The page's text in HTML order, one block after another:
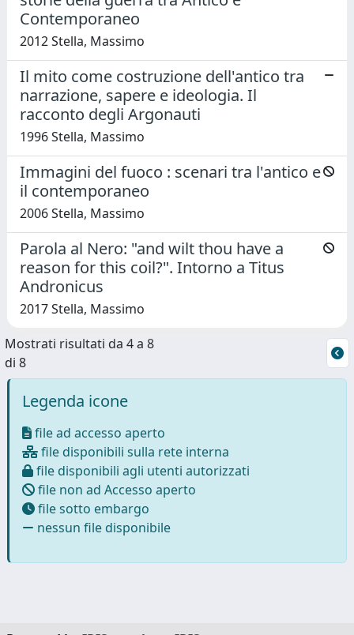
Contemporaneo
2012 Stella, Massimo
Il mito come costruzione dell'antico tra
narrazione, sapere e ideologia. Il
racconto degli Argonauti
1996 Stella, Massimo
Immagini del fuoco : scenari tra l'antico e
il contemporaneo
2006 Stella, Massimo
Parola al Nero: "and wilt thou have a
reason for this coil?". Intorno a Titus
Andronicus
2017 Stella, Massimo
Mostrati risultati da 4 a 8
di 8
Legenda icone
file ad accesso aperto
file disponibili sulla rete interna
file disponibili agli utenti autorizzati
file non ad Accesso aperto
file sotto embargo
nessun file disponibile